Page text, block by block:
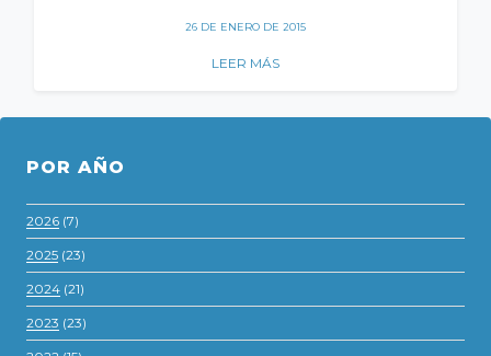
26 DE ENERO DE 2015
LEER MÁS
POR AÑO
2026 (7)
2025 (23)
2024 (21)
2023 (23)